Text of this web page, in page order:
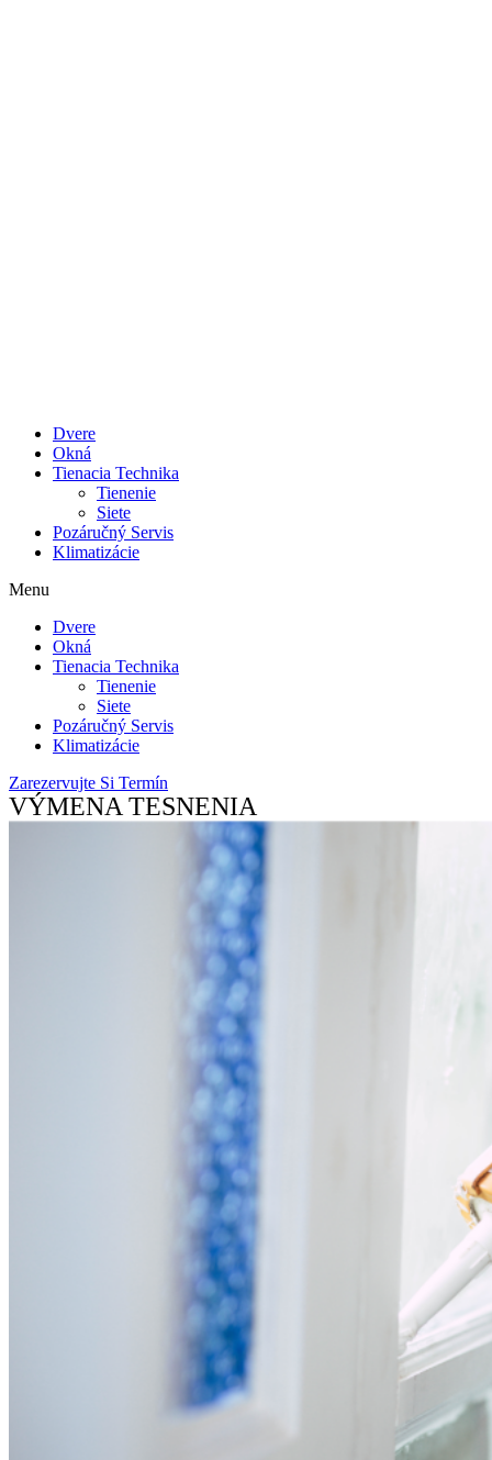
Dvere
Okná
Tienacia Technika
Tienenie
Siete
Pozáručný Servis
Klimatizácie
Menu
Dvere
Okná
Tienacia Technika
Tienenie
Siete
Pozáručný Servis
Klimatizácie
Zarezervujte Si Termín
VÝMENA TESNENIA